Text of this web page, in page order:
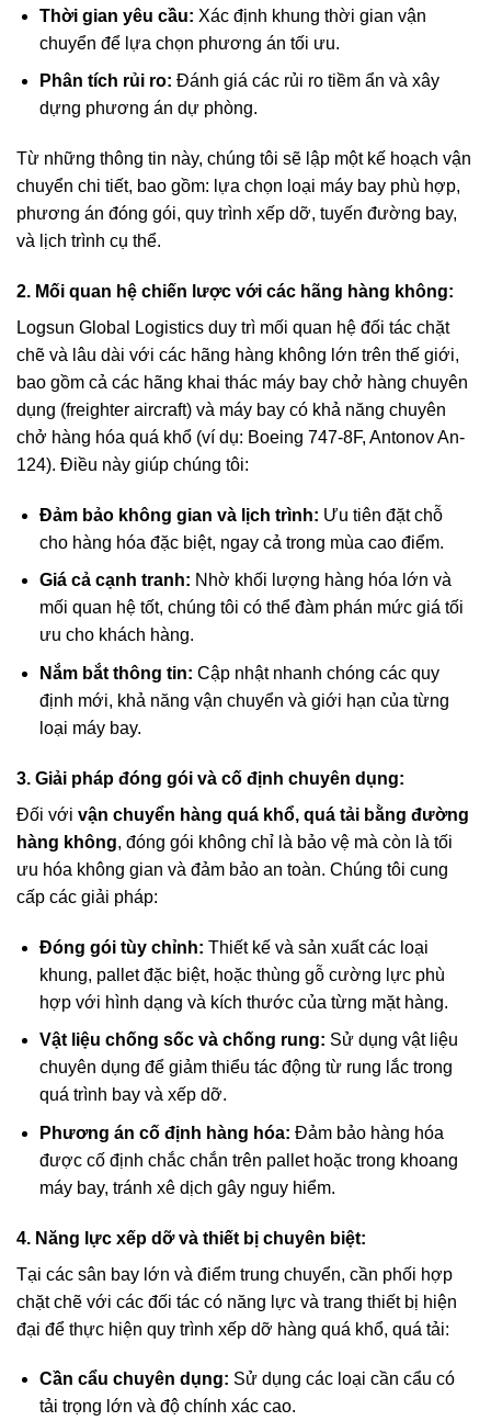
Thời gian yêu cầu: Xác định khung thời gian vận
chuyển để lựa chọn phương án tối ưu.
Phân tích rủi ro: Đánh giá các rủi ro tiềm ẩn và xây
dựng phương án dự phòng.
Từ những thông tin này, chúng tôi sẽ lập một kế hoạch vận
chuyển chi tiết, bao gồm: lựa chọn loại máy bay phù hợp,
phương án đóng gói, quy trình xếp dỡ, tuyến đường bay,
và lịch trình cụ thể.
2. Mối quan hệ chiến lược với các hãng hàng không:
Logsun Global Logistics duy trì mối quan hệ đối tác chặt
chẽ và lâu dài với các hãng hàng không lớn trên thế giới,
bao gồm cả các hãng khai thác máy bay chở hàng chuyên
dụng (freighter aircraft) và máy bay có khả năng chuyên
chở hàng hóa quá khổ (ví dụ: Boeing 747-8F, Antonov An-
124). Điều này giúp chúng tôi:
Đảm bảo không gian và lịch trình: Ưu tiên đặt chỗ
cho hàng hóa đặc biệt, ngay cả trong mùa cao điểm.
Giá cả cạnh tranh: Nhờ khối lượng hàng hóa lớn và
mối quan hệ tốt, chúng tôi có thể đàm phán mức giá tối
ưu cho khách hàng.
Nắm bắt thông tin: Cập nhật nhanh chóng các quy
định mới, khả năng vận chuyển và giới hạn của từng
loại máy bay.
3. Giải pháp đóng gói và cố định chuyên dụng:
Đối với vận chuyển hàng quá khổ, quá tải bằng đường
hàng không, đóng gói không chỉ là bảo vệ mà còn là tối
ưu hóa không gian và đảm bảo an toàn. Chúng tôi cung
cấp các giải pháp:
Đóng gói tùy chỉnh: Thiết kế và sản xuất các loại
khung, pallet đặc biệt, hoặc thùng gỗ cường lực phù
hợp với hình dạng và kích thước của từng mặt hàng.
Vật liệu chống sốc và chống rung: Sử dụng vật liệu
chuyên dụng để giảm thiểu tác động từ rung lắc trong
quá trình bay và xếp dỡ.
Phương án cố định hàng hóa: Đảm bảo hàng hóa
được cố định chắc chắn trên pallet hoặc trong khoang
máy bay, tránh xê dịch gây nguy hiểm.
4. Năng lực xếp dỡ và thiết bị chuyên biệt:
Tại các sân bay lớn và điểm trung chuyển, cần phối hợp
chặt chẽ với các đối tác có năng lực và trang thiết bị hiện
đại để thực hiện quy trình xếp dỡ hàng quá khổ, quá tải:
Cần cẩu chuyên dụng: Sử dụng các loại cần cẩu có
tải trọng lớn và độ chính xác cao.